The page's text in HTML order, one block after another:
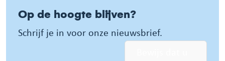
Op de hoogte blijven?
Schrijf je in voor onze nieuwsbrief.